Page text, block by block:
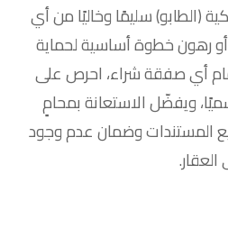
(الطابو) سليمًا وخاليًا من أي
رهون خطوة أساسية لحماية
أي صفقة شراء، احرص على
ويفضّل الاستعانة بمحامٍ
وضمان عدم وجود